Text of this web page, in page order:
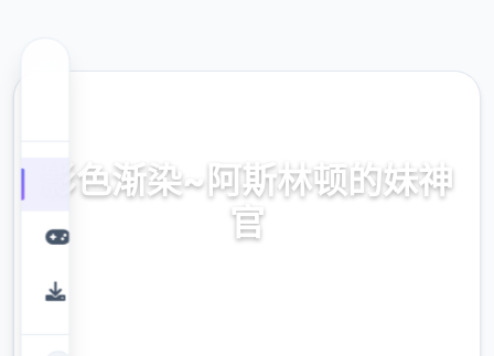
影色渐染~阿斯林顿的妹神
官
官式网址，保险部署，现行版降载，史之间上